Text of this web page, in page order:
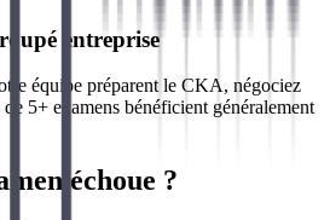
entreprise
équipe préparent le CKA, négociez
5+ examens bénéficient généralement
échoue ?